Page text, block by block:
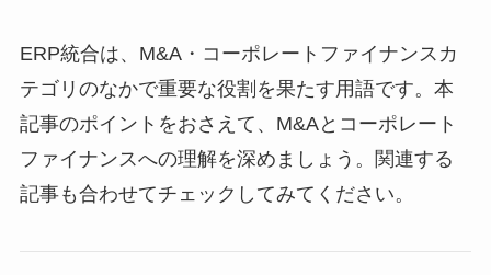
ERP統合は、M&A・コーポレートファイナンスカ
テゴリのなかで重要な役割を果たす用語です。本
記事のポイントをおさえて、M&Aとコーポレート
ファイナンスへの理解を深めましょう。関連する
記事も合わせてチェックしてみてください。